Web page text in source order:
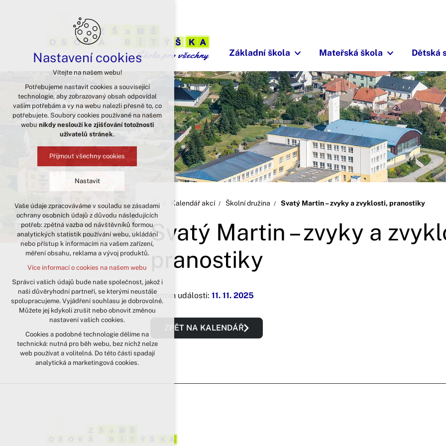
Základní škola Mateřská škola Dětská
Kalendář akcí Školní družina Svatý Martin – zvyky a zvyklosti, pranostiky
Svatý Martin – zvyky a
pranostiky
Termín události: 11. 11. 2025
ZPĚT NA KALENDÁŘ
Nastavení cookies
Vítejte na našem webu!
Potřebujeme nastavit cookies a související
technologie, aby zobrazovaný obsah odpovídal
vašim potřebám a vy na webu nalezli přesně to, co
potřebujete. Soubory cookies používané na našem
webu nikdy neslouží ke zjišťování totožnosti
uživatelů stránek.
Přijmout všechny cookies
Nastavit
Technická cookies
nutná pro provozování webu
udržení kontextu stránek (session):
případná přihlášení, volby jazyka, apod.
analytická pro anonymizované
vyhodnocení návštěvnosti
marketingová cookies (Google)
Více informací o cookies na našem webu
Přijmout všechny cookies
Odmítnout vše
Vaše údaje zpracováváme v souladu se zásadami
ochrany osobních údajů z důvodu následujících
potřeb: zpětná vazba od návštěvníků formou
analytických statistik používání webu, ukládání
nebo přístup k informacím na vašem zařízení,
měření obsahu, reklama a vývoj produktů.
Více informací o cookies na našem webu
Správci vašich údajů bude naše společnost, jakož i
naši důvěryhodní partneři, se kterými neustále
spolupracujeme. Vyjádření souhlasu je dobrovolné.
Můžete jej kdykoli zrušit nebo obnovit změnou
nastavení vašich cookies.
Cookies a podobné technologie dělíme na
technická: nutná pro běh webu, bez nichž nelze
web používat a volitelná. Do této části spadají
analytická a marketingová cookies.